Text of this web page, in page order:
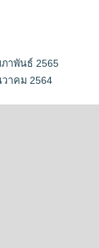
าพันธ์ 2565
าคม 2564